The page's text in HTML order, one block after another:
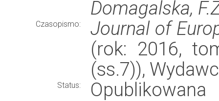
Domagalska,
Czasopismo:
Journal of
(rok: 2016,
(ss.7)),
Status:
Opublikowana